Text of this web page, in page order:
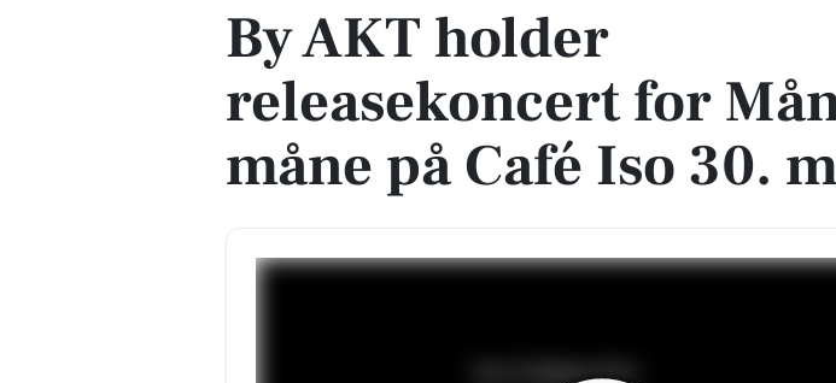
By AKT holder
releasekoncert for
måne på Café Iso 30.